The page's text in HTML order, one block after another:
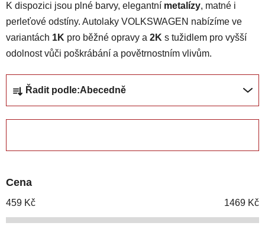
K dispozici jsou plné barvy, elegantní metalízy, matné i
perleťové odstíny. Autolaky VOLKSWAGEN nabízíme ve
variantách 1K pro běžné opravy a 2K s tužidlem pro vyšší
odolnost vůči poškrábání a povětrnostním vlivům.
r
o
d
Řadit podle:Abecedně
Cena
459 Kč 1469 Kč